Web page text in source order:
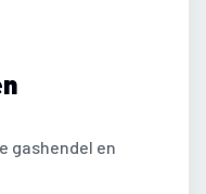
gashendel en